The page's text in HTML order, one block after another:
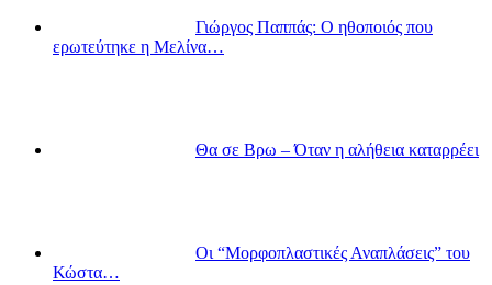
Γιώργος Παππάς: Ο ηθοποιός που
ερωτεύτηκε η Μελίνα…
Θα σε Βρω – Όταν η αλήθεια καταρρέει
Οι “Μορφοπλαστικές Αναπλάσεις” του
Κώστα…